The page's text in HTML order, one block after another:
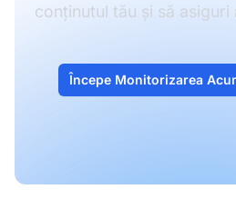
conținutul tău și să
Începe Monitorizarea